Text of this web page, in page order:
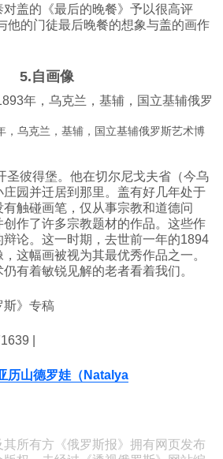
盖的《最后的晚餐》予以很高评
他的门徒最后晚餐的想象与盖的画作
5.自画像
，乌克兰，基辅，国立基辅俄罗斯艺术博
圣彼得堡。他在切尔尼戈夫省（今乌
园并迁居到那里。盖有好几年处于
触碰画笔，仅从事宗教和道德问
作了许多宗教题材的作品。这些作
论。这一时期，去世前一年的1894
这幅画被视为其最优秀作品之一。
有着敏锐见解的老者看着我们。
斯》专稿
|
历山德罗娃（Natalya
其所有方《俄罗斯报》拥有网页发布